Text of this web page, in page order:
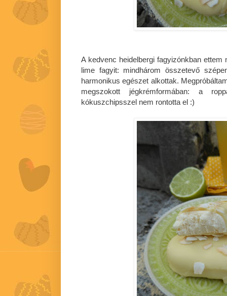
A kedvenc heidelbergi fagyizónkban
lime fagyit: mindhárom összetevő
harmonikus egészet alkottak.
megszokott jégkrémformában: a
kókuszchipsszel nem rontotta el :)